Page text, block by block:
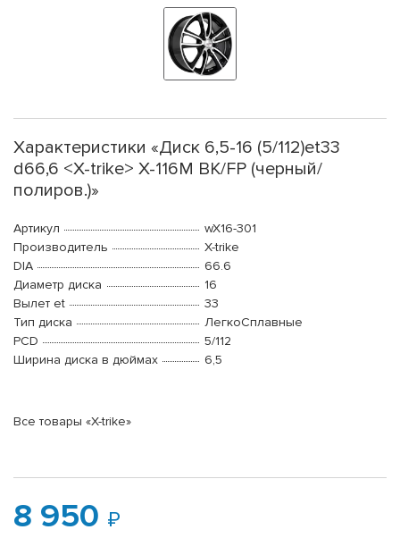
Характеристики «Диск 6,5-16 (5/112)et33
d66,6 <X-trike> X-116М BK/FP (черный/
полиров.)»
Артикул
wX16-301
Производитель
X-trike
DIA
66.6
Диаметр диска
16
Вылет et
33
Тип диска
ЛегкоСплавные
PCD
5/112
Ширина диска в дюймах
6,5
Все товары «X-trike»
8 950